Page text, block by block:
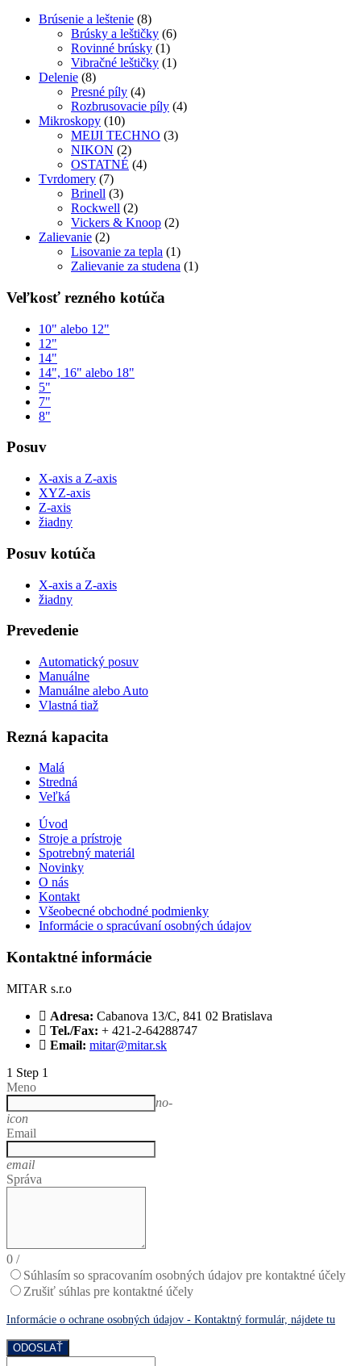
Brúsenie a leštenie (8)
Brúsky a leštičky (6)
Rovinné brúsky (1)
Vibračné leštičky (1)
Delenie (8)
Presné píly (4)
Rozbrusovacie píly (4)
Mikroskopy (10)
MEIJI TECHNO (3)
NIKON (2)
OSTATNÉ (4)
Tvrdomery (7)
Brinell (3)
Rockwell (2)
Vickers & Knoop (2)
Zalievanie (2)
Lisovanie za tepla (1)
Zalievanie za studena (1)
Veľkosť rezného kotúča
10" alebo 12"
12"
14"
14", 16" alebo 18"
5"
7"
8"
Posuv
X-axis a Z-axis
XYZ-axis
Z-axis
žiadny
Posuv kotúča
X-axis a Z-axis
žiadny
Prevedenie
Automatický posuv
Manuálne
Manuálne alebo Auto
Vlastná tiaž
Rezná kapacita
Malá
Stredná
Veľká
Úvod
Stroje a prístroje
Spotrebný materiál
Novinky
O nás
Kontakt
Všeobecné obchodné podmienky
Informácie o spracúvaní osobných údajov
Kontaktné informácie
MITAR s.r.o
Adresa: Cabanova 13/C, 841 02 Bratislava
Tel./Fax: + 421-2-64288747
Email: mitar@mitar.sk
1 Step 1
Meno
no-
icon
Email
email
Správa
0 /
Súhlasím so spracovaním osobných údajov pre kontaktné účely
Zrušiť súhlas pre kontaktné účely
Informácie o ochrane osobných údajov - Kontaktný formulár, nájdete tu
ODOSLAŤ